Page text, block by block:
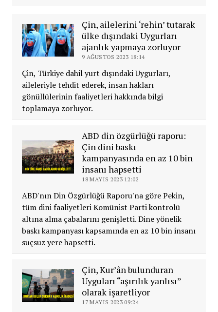
Çin, ailelerini ‘rehin’ tutarak
ülke dışındaki Uygurları
ajanlık yapmaya zorluyor
9 AĞUSTOS 2023 18:14
Çin, Türkiye dahil yurt dışındaki Uygurları,
aileleriyle tehdit ederek, insan hakları
gönüllülerinin faaliyetleri hakkında bilgi
toplamaya zorluyor.
ABD din özgürlüğü raporu:
Çin dini baskı
kampanyasında en az 10 bin
insanı hapsetti
18 MAYIS 2023 12:02
ABD'nın Din Özgürlüğü Raporu'na göre Pekin,
tüm dini faaliyetleri Komünist Parti kontrolü
altına alma çabalarını genişletti. Dine yönelik
baskı kampanyası kapsamında en az 10 bin insanı
suçsuz yere hapsetti.
Çin, Kur’ân bulunduran
Uyguları “aşırılık yanlısı”
olarak işaretliyor
17 MAYIS 2023 09:24